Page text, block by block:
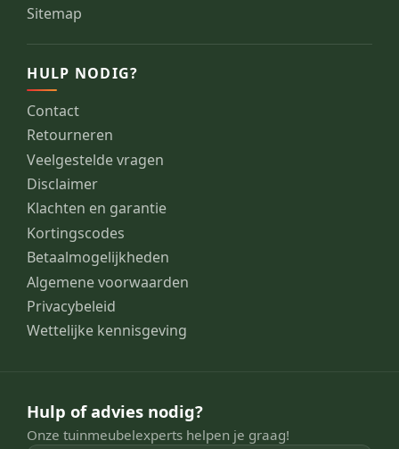
Sitemap
HULP NODIG?
Contact
Retourneren
Veelgestelde vragen
Disclaimer
Klachten en garantie
Kortingscodes
Betaalmogelijkheden
Algemene voorwaarden
Privacybeleid
Wettelijke kennisgeving
Hulp of advies nodig?
Onze tuinmeubelexperts helpen je graag!